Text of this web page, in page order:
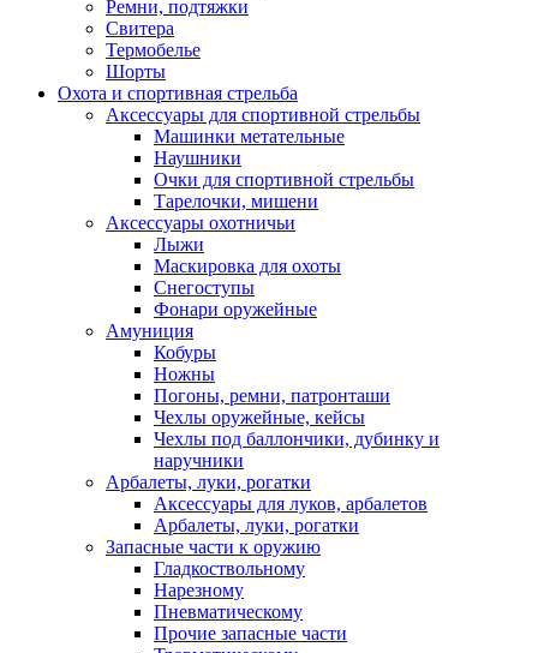
Ремни, подтяжки
Свитера
Термобелье
Шорты
Охота и спортивная стрельба
Аксессуары для спортивной стрельбы
Машинки метательные
Наушники
Очки для спортивной стрельбы
Тарелочки, мишени
Аксессуары охотничьи
Лыжи
Маскировка для охоты
Снегоступы
Фонари оружейные
Амуниция
Кобуры
Ножны
Погоны, ремни, патронташи
Чехлы оружейные, кейсы
Чехлы под баллончики, дубинку и
наручники
Арбалеты, луки, рогатки
Аксессуары для луков, арбалетов
Арбалеты, луки, рогатки
Запасные части к оружию
Гладкоствольному
Нарезному
Пневматическому
Прочие запасные части